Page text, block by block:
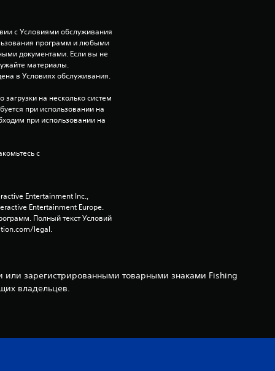
с Условиями обслуживания
программ и любыми
документами. Если вы не
материалы.
в Условиях обслуживания.
на несколько систем
при использовании на
при использовании на
с
Entertainment Inc.,
Entertainment Europe.
Полный текст Условий
legal.
или зарегистрированными товарными знаками Fishing
владельцев.